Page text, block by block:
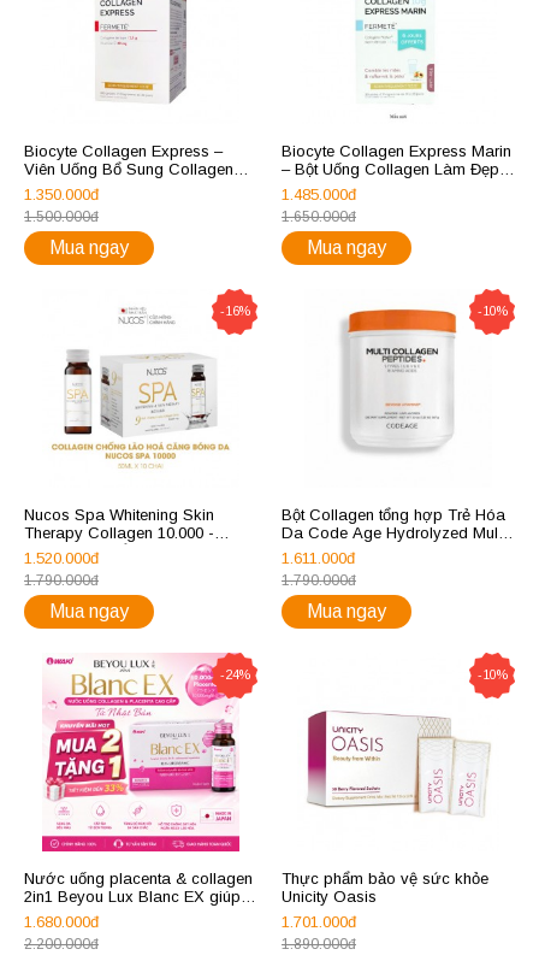
Biocyte Collagen Express –
Viên Uống Bổ Sung Collagen
180 viên
1.350.000đ
1.500.000đ
Mua ngay
Biocyte Collagen Express Marin
– Bột Uống Collagen Làm Đẹp
Da 30 gói x 6g
1.485.000đ
1.650.000đ
Mua ngay
-16%
Nucos Spa Whitening Skin
Therapy Collagen 10.000 -
Nước uống bổ sung collagen
trắng da chống lão hóa
1.520.000đ
1.790.000đ
Mua ngay
-10%
Bột Collagen tổng hợp Trẻ Hóa
Da Code Age Hydrolyzed Multi
Collagen Peptides Powder
1.611.000đ
1.790.000đ
Mua ngay
-24%
Nước uống placenta & collagen
2in1 Beyou Lux Blanc EX giúp
sáng da, mờ sạm nám và làm
trắng da (50ml x 10 chai)
1.680.000đ
2.200.000đ
-10%
Thực phẩm bảo vệ sức khỏe
Unicity Oasis
1.701.000đ
1.890.000đ